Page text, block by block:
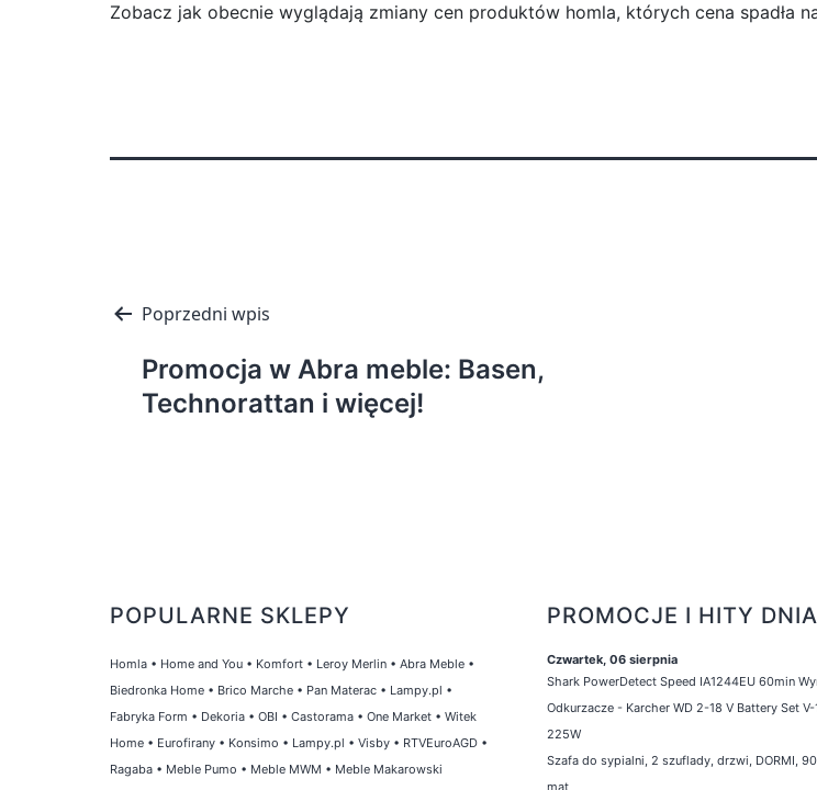
Zobacz jak obecnie wyglądają zmiany cen produktów homla, których cena spadła
Nawigacja
wpisu
Poprzedni wpis
Promocja w Abra meble: Basen,
Technorattan i więcej!
POPULARNE SKLEPY
Homla • Home and You • Komfort • Leroy Merlin • Abra Meble •
Biedronka Home • Brico Marche • Pan Materac • Lampy.pl •
Fabryka Form • Dekoria • OBI • Castorama • One Market • Witek
Home • Eurofirany • Konsimo • Lampy.pl • Visby • RTVEuroAGD •
Ragaba • Meble Pumo • Meble MWM • Meble Makarowski
PROMOCJE I HITY DNIA
Czwartek, 06 sierpnia
Shark PowerDetect Speed IA1244EU 60min
Odkurzacze - Karcher WD 2-18 V Battery Set
225W
Szafa do sypialni, 2 szuflady, drzwi, DORMI,
mat